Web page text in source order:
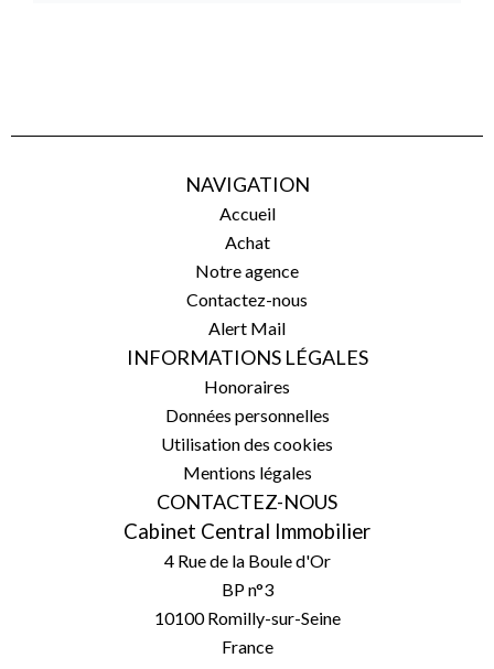
NAVIGATION
Accueil
Achat
Notre agence
Contactez-nous
Alert Mail
INFORMATIONS LÉGALES
Honoraires
Données personnelles
Utilisation des cookies
Mentions légales
CONTACTEZ-NOUS
Cabinet Central Immobilier
4 Rue de la Boule d'Or
BP n°3
10100Romilly-sur-Seine
France